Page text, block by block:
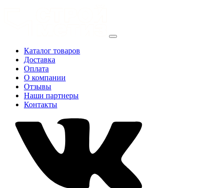
Каталог товаров
Доставка
Оплата
О компании
Отзывы
Наши партнеры
Контакты